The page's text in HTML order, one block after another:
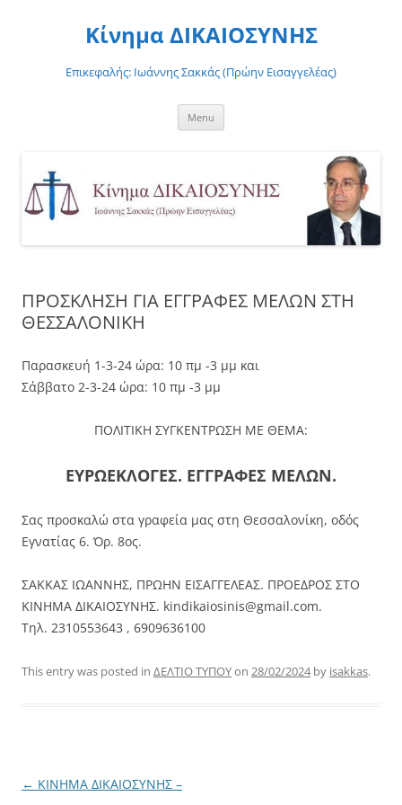
Κίνημα ΔΙΚΑΙΟΣΥΝΗΣ
Επικεφαλής: Ιωάννης Σακκάς (Πρώην Εισαγγελέας)
Menu
ΠΡΟΣΚΛΗΣΗ ΓΙΑ ΕΓΓΡΑΦΕΣ ΜΕΛΩΝ ΣΤΗ
ΘΕΣΣΑΛΟΝΙΚΗ
Παρασκευή 1-3-24 ώρα: 10 πμ -3 μμ και
Σάββατο 2-3-24 ώρα: 10 πμ -3 μμ
ΠΟΛΙΤΙΚΗ ΣΥΓΚΕΝΤΡΩΣΗ ΜΕ ΘΕΜΑ:
ΕΥΡΩΕΚΛΟΓΕΣ. ΕΓΓΡΑΦΕΣ ΜΕΛΩΝ.
Σας προσκαλώ στα γραφεία μας στη Θεσσαλονίκη, οδός
Εγνατίας 6. Όρ. 8ος.
ΣΑΚΚΑΣ ΙΩΑΝΝΗΣ, ΠΡΩΗΝ ΕΙΣΑΓΓΕΛΕΑΣ. ΠΡΟΕΔΡΟΣ ΣΤΟ
ΚΙΝΗΜΑ ΔΙΚΑΙΟΣΥΝΗΣ. kindikaiosinis@gmail.com.
Τηλ. 2310553643 , 6909636100
This entry was posted in ΔΕΛΤΙΟ ΤΥΠΟΥon 28/02/2024by isakkas.
Post
← ΚΙΝΗΜΑ ΔΙΚΑΙΟΣΥΝΗΣ –